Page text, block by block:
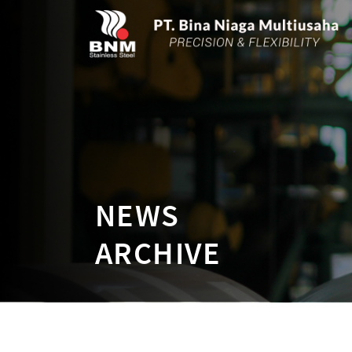
NEWS
ARCHIVE